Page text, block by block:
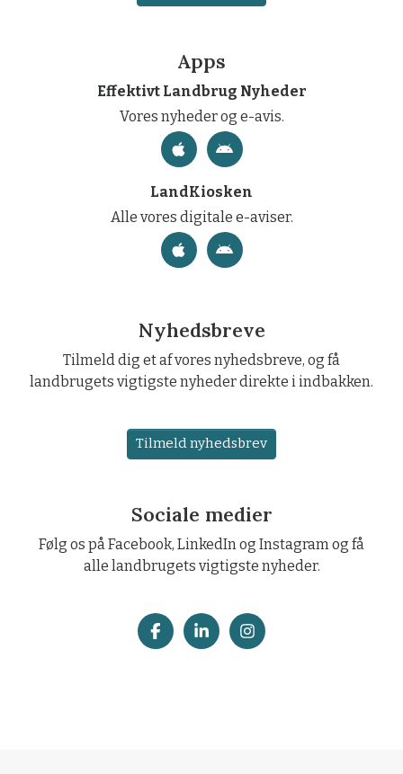
Apps
Effektivt Landbrug Nyheder
Vores nyheder og e-avis.
LandKiosken
Alle vores digitale e-aviser.
Nyhedsbreve
Tilmeld dig et af vores nyhedsbreve, og få
landbrugets vigtigste nyheder direkte i indbakken.
Tilmeld nyhedsbrev
Sociale medier
Følg os på Facebook, LinkedIn og Instagram og få
alle landbrugets vigtigste nyheder.